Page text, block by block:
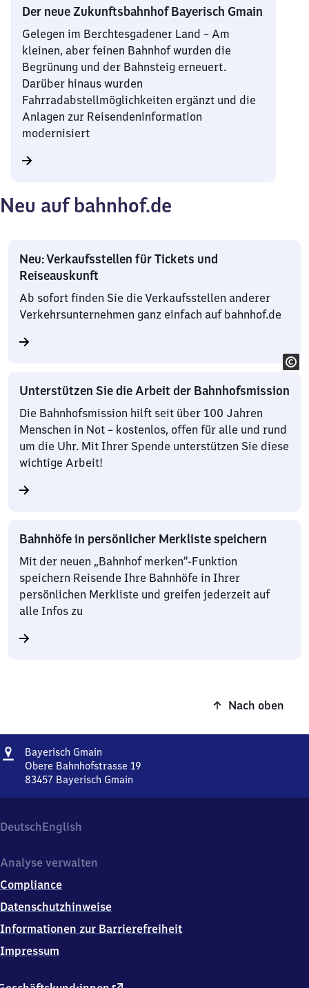
Der neue Zukunftsbahnhof Bayerisch Gmain
Gelegen im Berchtesgadener Land – Am
kleinen, aber feinen Bahnhof wurden die
Begrünung und der Bahnsteig erneuert.
Darüber hinaus wurden
Fahrradabstellmöglichkeiten ergänzt und die
Anlagen zur Reisendeninformation
modernisiert
Neu auf bahnhof.de
Neu: Verkaufsstellen für Tickets und
Reiseauskunft
Ab sofort finden Sie die Verkaufsstellen anderer
Verkehrsunternehmen ganz einfach auf bahnhof.de
Unterstützen Sie die Arbeit der Bahnhofsmission
Die Bahnhofsmission hilft seit über 100 Jahren
Menschen in Not – kostenlos, offen für alle und rund
um die Uhr. Mit Ihrer Spende unterstützen Sie diese
wichtige Arbeit!
Bahnhöfe in persönlicher Merkliste speichern
Mit der neuen „Bahnhof merken“-Funktion
speichern Reisende Ihre Bahnhöfe in Ihrer
persönlichen Merkliste und greifen jederzeit auf
alle Infos zu
Nach oben
Adresse
Bayerisch Gmain
Gmain
Obere Bahnhofstrasse 19
83457 Bayerisch Gmain
Obere
Bahnhofstrasse
8
4
5
Bayerisch
Gmain
DeutschEnglish
Analyse verwalten
Compliance
Datenschutzhinweise
Informationen zur Barrierefreiheit
Impressum